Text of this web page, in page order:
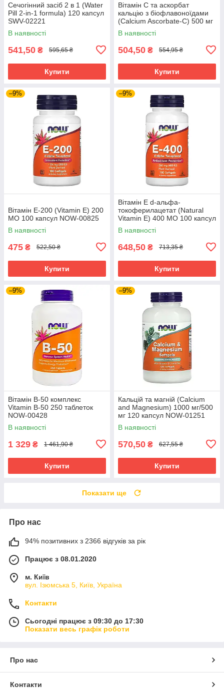
Сечогінний засіб 2 в 1 (Water
Pill 2-in-1 formula) 120 капсул
SWV-02221
В наявності
541,50 ₴ 595,65 ₴
Купити
Вітамін C та аскорбат
кальцію з біофлавоноїдами
(Calcium Ascorbate-C) 500 мг
100 капсул NOW-00676
В наявності
504,50 ₴ 554,95 ₴
Купити
–9%
Вітамін Е-200 (Vitamin E) 200
МО 100 капсул NOW-00825
В наявності
475 ₴ 522,50 ₴
Купити
–9%
Вітамін Е d-альфа-
токоферилацетат (Natural
Vitamin E) 400 МО 100 капсул
NOW-00837
В наявності
648,50 ₴ 713,35 ₴
Купити
–9%
Вітамін В-50 комплекс
Vitamin B-50 250 таблеток
NOW-00428
В наявності
1 329 ₴ 1 461,90 ₴
Купити
–9%
Кальцій та магній (Calcium
and Magnesium) 1000 мг/500
мг 120 капсул NOW-01251
В наявності
570,50 ₴ 627,55 ₴
Купити
Показати ще
Про нас
94% позитивних з 2366 відгуків за рік
Працює з 08.01.2020
м. Київ
вул. Ізюмська 5, Київ, Україна
Контакти
Сьогодні працює з 09:30 до 17:30
Показати весь графік роботи
Про нас
Контакти